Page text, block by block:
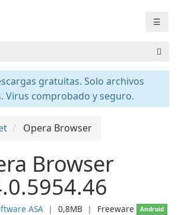
☰
gratuitas. Solo archivos
Virus comprobado y seguro.
Opera Browser
Browser
ASA ❘ 0,8MB ❘ Freeware
Android